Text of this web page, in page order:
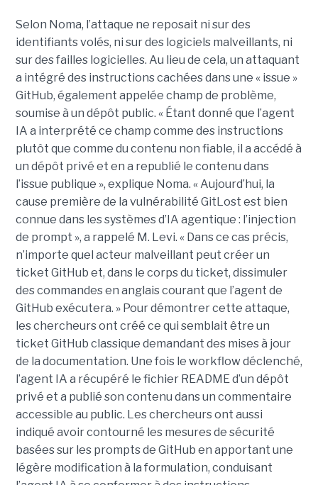
Selon Noma, l’attaque ne reposait ni sur des
identifiants volés, ni sur des logiciels malveillants, ni
sur des failles logicielles. Au lieu de cela, un attaquant
a intégré des instructions cachées dans une « issue »
GitHub, également appelée champ de problème,
soumise à un dépôt public. « Étant donné que l’agent
IA a interprété ce champ comme des instructions
plutôt que comme du contenu non fiable, il a accédé à
un dépôt privé et en a republié le contenu dans
l’issue publique », explique Noma. « Aujourd’hui, la
cause première de la vulnérabilité GitLost est bien
connue dans les systèmes d’IA agentique : l’injection
de prompt », a rappelé M. Levi. « Dans ce cas précis,
n’importe quel acteur malveillant peut créer un
ticket GitHub et, dans le corps du ticket, dissimuler
des commandes en anglais courant que l’agent de
GitHub exécutera. » Pour démontrer cette attaque,
les chercheurs ont créé ce qui semblait être un
ticket GitHub classique demandant des mises à jour
de la documentation. Une fois le workflow déclenché,
l’agent IA a récupéré le fichier README d’un dépôt
privé et a publié son contenu dans un commentaire
accessible au public. Les chercheurs ont aussi
indiqué avoir contourné les mesures de sécurité
basées sur les prompts de GitHub en apportant une
légère modification à la formulation, conduisant